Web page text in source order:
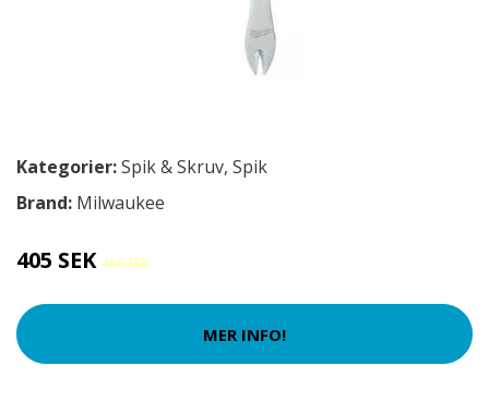
Kategorier:Spik & Skruv, Spik
Brand: Milwaukee
405 SEK 450 SEK
MER INFO!